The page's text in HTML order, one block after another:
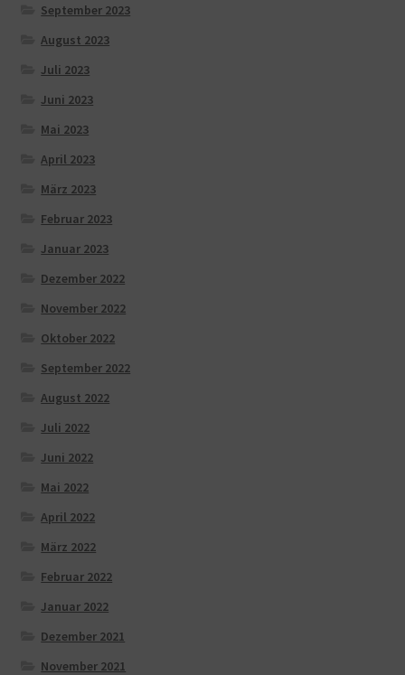
September 2023
August 2023
Juli 2023
Juni 2023
Mai 2023
April 2023
März 2023
Februar 2023
Januar 2023
Dezember 2022
November 2022
Oktober 2022
September 2022
August 2022
Juli 2022
Juni 2022
Mai 2022
April 2022
März 2022
Februar 2022
Januar 2022
Dezember 2021
November 2021